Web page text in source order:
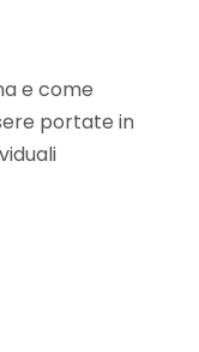
e come
portate in